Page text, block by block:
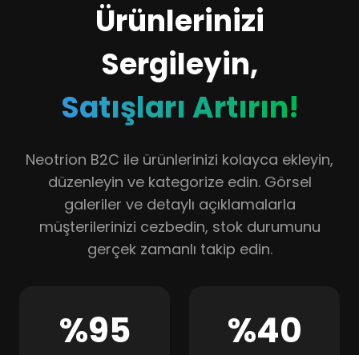
Ürünlerinizi
Sergileyin,
Satışları Artırın!
Neotrion B2C ile ürünlerinizi kolayca ekleyin,
düzenleyin ve kategorize edin. Görsel
galeriler ve detaylı açıklamalarla
müşterilerinizi cezbedin, stok durumunu
gerçek zamanlı takip edin.
%95 %40